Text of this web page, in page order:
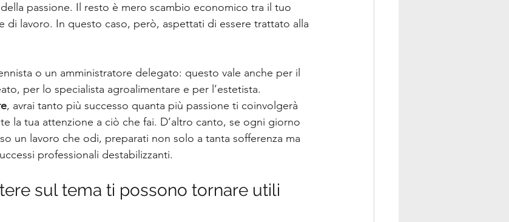
passione. Il resto è mero scambio economico tra il tuo
di lavoro. In questo caso, però, aspettati di essere trattato alla
o un amministratore delegato: questo vale anche per il
per lo specialista agroalimentare e per l’estetista.
, avrai tanto più successo quanta più passione ti coinvolgerà
la tua attenzione a ciò che fai. D’altro canto, se ogni giorno
un lavoro che odi, preparati non solo a tanta sofferenza ma
professionali destabilizzanti.
sul tema ti possono tornare utili